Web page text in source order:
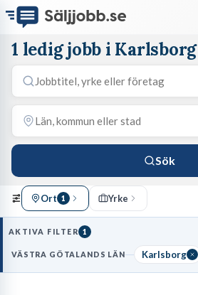
1 ledig jobb i Karlsborg
Sök
Ort 1 Yrke
AKTIVA FILTER 1
VÄSTRA GÖTALANDS LÄN Karlsborg